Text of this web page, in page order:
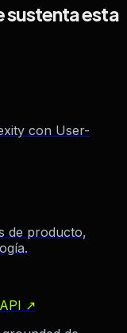
esta
con User-
de producto,
↗